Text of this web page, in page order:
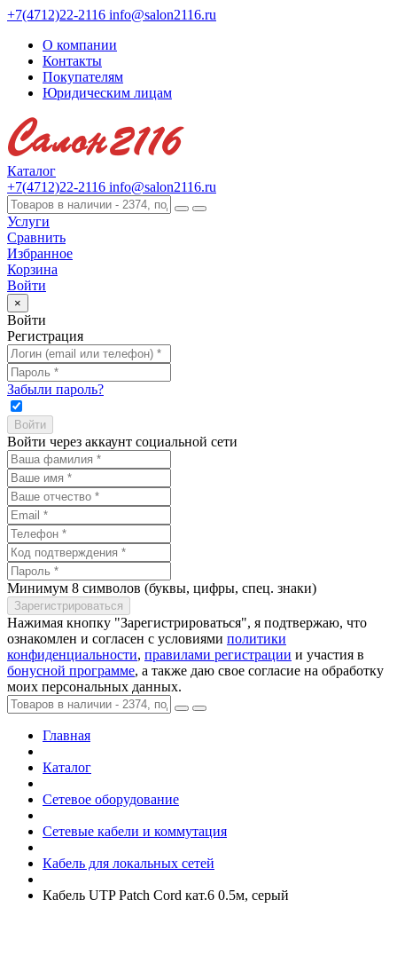
+7(4712)22-2116 info@salon2116.ru
О компании
Контакты
Покупателям
Юридическим лицам
Каталог
+7(4712)22-2116 info@salon2116.ru
Услуги
Сравнить
Избранное
Корзина
Войти
×
Войти
Регистрация
Забыли пароль?
Войти через аккаунт социальной сети
Минимум 8 символов (буквы, цифры, спец. знаки)
Нажимая кнопку "Зарегистрироваться", я подтвержаю, что
ознакомлен и согласен с условиями политики
конфиденциальности, правилами регистрации и участия в
бонусной программе, а также даю свое согласие на обработку
моих персональных данных.
Главная
Каталог
Сетевое оборудование
Сетевые кабели и коммутация
Кабель для локальных сетей
Кабель UTP Patch Cord кат.6 0.5м, серый